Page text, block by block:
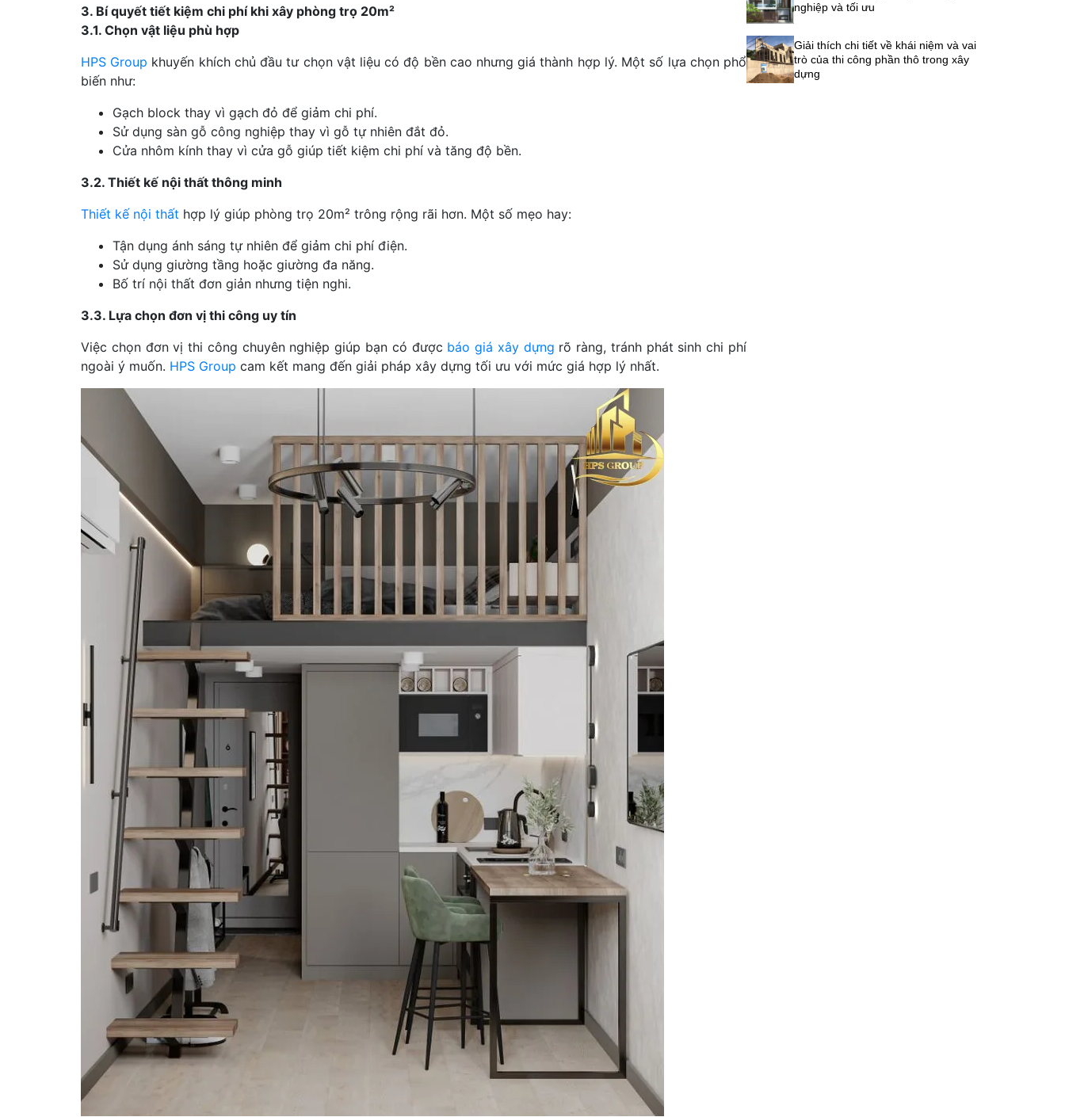
3. Bí quyết tiết kiệm chi phí khi xây phòng trọ 20m²
3.1. Chọn vật liệu phù hợp
HPS Group khuyến khích chủ đầu tư chọn vật liệu có độ bền cao nhưng giá thành hợp lý. Một số lựa chọn phổ
biến như:
Gạch block thay vì gạch đỏ để giảm chi phí.
Sử dụng sàn gỗ công nghiệp thay vì gỗ tự nhiên đắt đỏ.
Cửa nhôm kính thay vì cửa gỗ giúp tiết kiệm chi phí và tăng độ bền.
3.2. Thiết kế nội thất thông minh
Thiết kế nội thất hợp lý giúp phòng trọ 20m² trông rộng rãi hơn. Một số mẹo hay:
Tận dụng ánh sáng tự nhiên để giảm chi phí điện.
Sử dụng giường tầng hoặc giường đa năng.
Bố trí nội thất đơn giản nhưng tiện nghi.
3.3. Lựa chọn đơn vị thi công uy tín
Việc chọn đơn vị thi công chuyên nghiệp giúp bạn có được báo giá xây dựng rõ ràng, tránh phát sinh chi phí
ngoài ý muốn. HPS Group cam kết mang đến giải pháp xây dựng tối ưu với mức giá hợp lý nhất.
nghiệp và tối ưu
Giải thích chi tiết về khái niệm và vai
trò của thi công phần thô trong xây
dựng